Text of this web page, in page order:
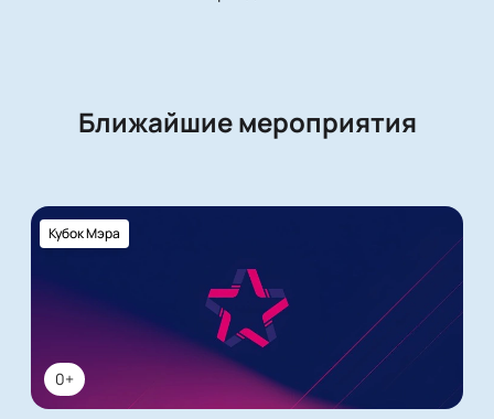
Ближайшие мероприятия
0+
Кубок Мэра